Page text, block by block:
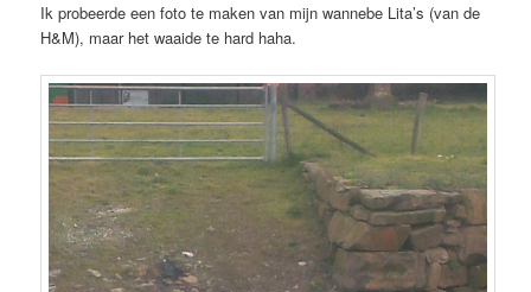
Ik probeerde een foto te maken van mijn wannebe Lita’s (van de
H&M), maar het waaide te hard haha.